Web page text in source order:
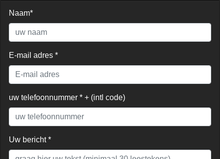
Naam*
E-mail adres *
uw telefoonnummer * + (intl code)
Uw bericht *